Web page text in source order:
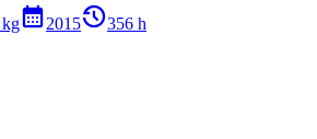
kgcalendar_month2015history_2356 h